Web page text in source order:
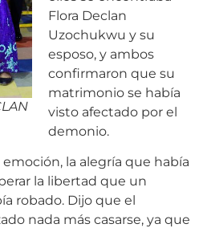
Flora Declan
Uzochukwu y su
esposo, y ambos
confirmaron que su
matrimonio se había
visto afectado por el
demonio.
la alegría que había
la libertad que un
robado. Dijo que el
nada más casarse, ya que